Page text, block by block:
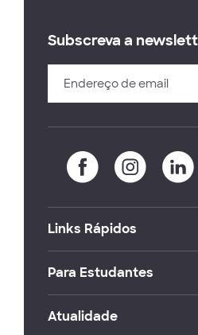
Subscreva a
Links Rápidos
Para Estudantes
Atualidade